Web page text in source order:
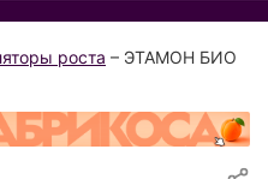
роста – ЭТАМОН БИО